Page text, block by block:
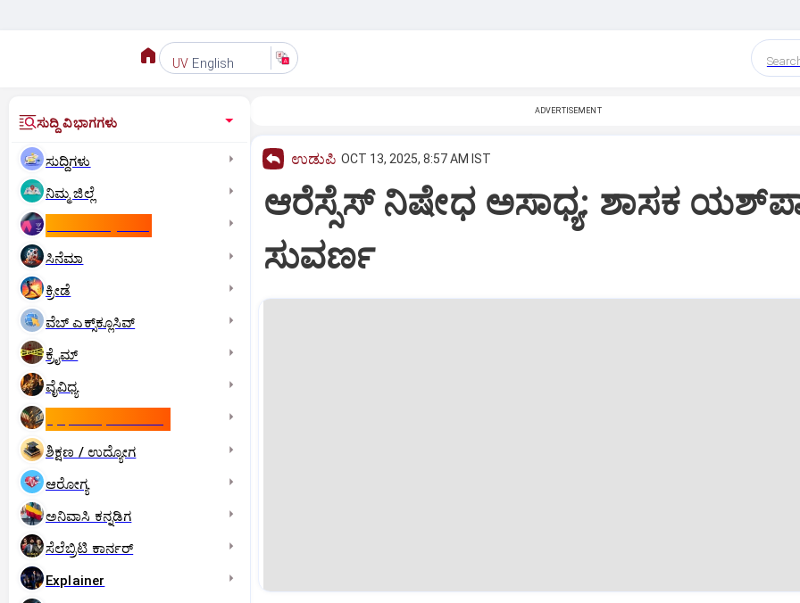
UV English
ಸುದ್ದಿ ವಿಭಾಗಗಳು
ಸುದ್ದಿಗಳು
ನಿಮ್ಮ ಜಿಲ್ಲೆ
ಸಿನೆಮಾ
ಕ್ರೀಡೆ
ವೆಬ್ ಎಕ್ಸ್‌ಕ್ಲೂಸಿವ್
ಕ್ರೈಮ್
ವೈವಿಧ್ಯ
ಶಿಕ್ಷಣ / ಉದ್ಯೋಗ
ಆರೋಗ್ಯ
ಅನಿವಾಸಿ ಕನ್ನಡಿಗ
ಸೆಲೆಬ್ರಿಟಿ ಕಾರ್ನರ್‌
Explainer
ADVERTISEMENT
ಉಡುಪಿ OCT 13, 2025, 8:57 AM IST
ಆರೆಸ್ಸೆಸ್‌ ನಿಷೇಧ ಅಸಾಧ್ಯ: ಶಾಸಕ
ಸುವರ್ಣ